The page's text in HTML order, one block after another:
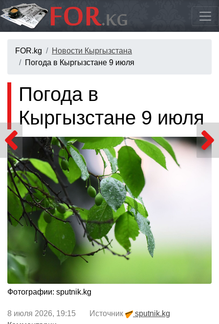
FOR.kg
Новости Кыргызстана
Погода в Кыргызстане 9 июля
Погода в
Кыргызстане 9 июля
Фотографии: sputnik.kg
8 июля 2026, 19:15 Источник
sputnik.kg